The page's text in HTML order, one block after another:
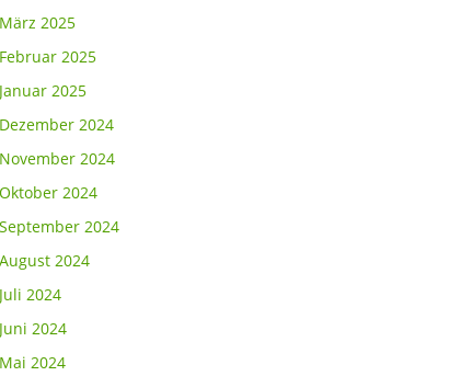
März 2025
Februar 2025
Januar 2025
Dezember 2024
November 2024
Oktober 2024
September 2024
August 2024
Juli 2024
Juni 2024
Mai 2024